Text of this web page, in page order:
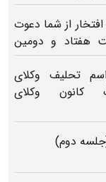
از شما دعوت
هفتاد و دومین
کشور
تحلیف وکلای
کانون وکلای
دوم)